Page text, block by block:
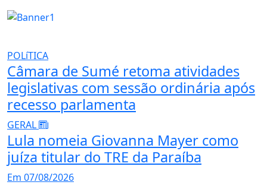
POLíTICA
Câmara de Sumé retoma atividades
legislativas com sessão ordinária após
recesso parlamenta
GERAL
Lula nomeia Giovanna Mayer como
juíza titular do TRE da Paraíba
Em 07/08/2026